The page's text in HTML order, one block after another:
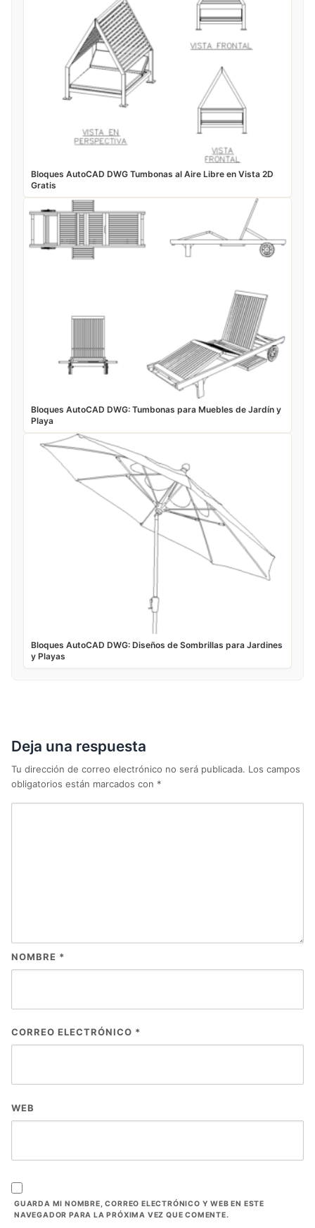
Bloques AutoCAD DWG Tumbonas al Aire Libre en Vista 2D
Gratis
Bloques AutoCAD DWG: Tumbonas para Muebles de Jardín y
Playa
Bloques AutoCAD DWG: Diseños de Sombrillas para Jardines
y Playas
Deja una respuesta
Tu dirección de correo electrónico no será publicada. Los campos
obligatorios están marcados con *
NOMBRE *
CORREO ELECTRÓNICO *
WEB
GUARDA MI NOMBRE, CORREO ELECTRÓNICO Y WEB EN ESTE
NAVEGADOR PARA LA PRÓXIMA VEZ QUE COMENTE.